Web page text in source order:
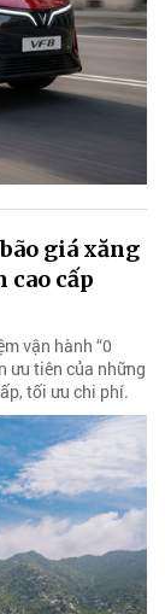
giá xăng
cấp
vận hành “0
ưu tiên của những
tối ưu chi phí.